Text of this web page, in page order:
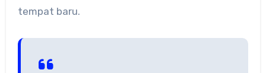
tempat baru.